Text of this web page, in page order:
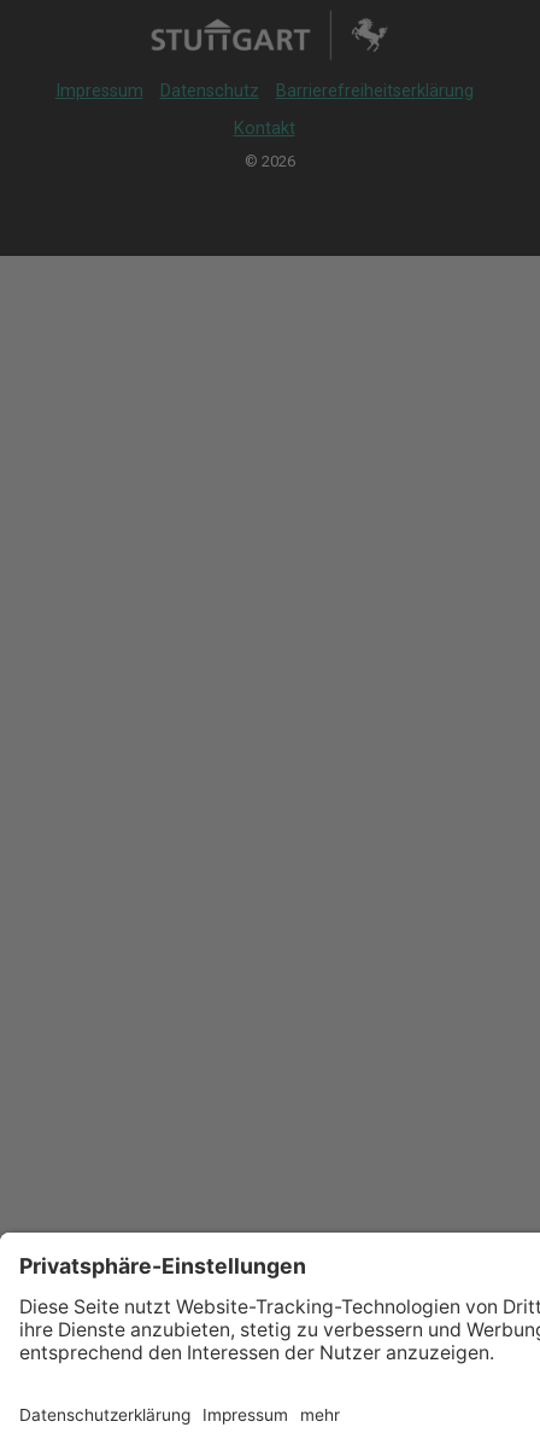
Impressum Datenschutz
Barrierefreiheitserklärung
Kontakt
© 2026